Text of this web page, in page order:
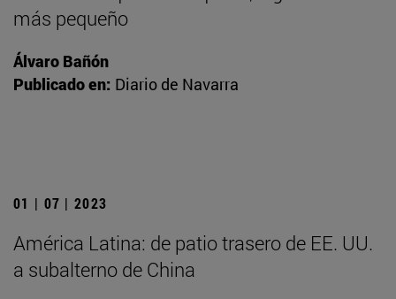
más pequeño
Álvaro Bañón
Publicado en: Diario de Navarra
01 | 07 | 2023
América Latina: de patio trasero de EE. UU.
a subalterno de China